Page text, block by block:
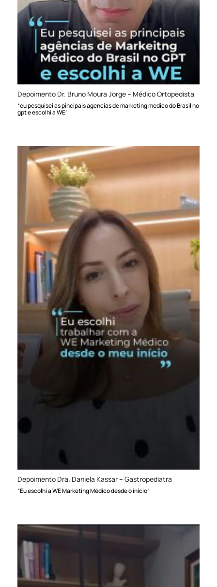
Depoimento Dr. Bruno Moura Jorge – Médico Ortopedista
“eu pesquisei as pincipais agencias de marketing medico do Brasil no
gpt e escolhi a WE”
Depoimento Dra. Daniela Kassar – Gastropediatra
“Eu escolhi a WE Marketing Médico desde o início”